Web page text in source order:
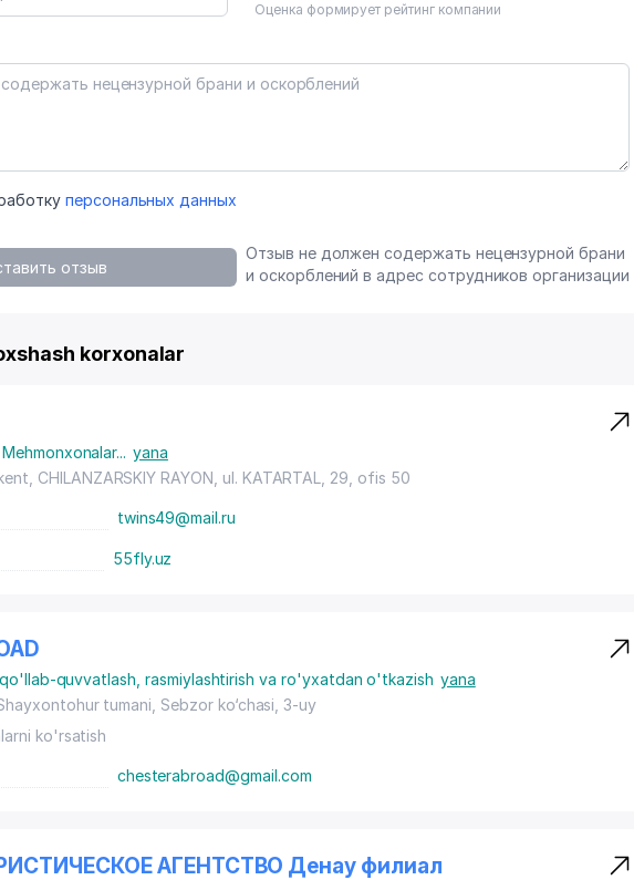
Оценка формирует рейтинг компании
персональных данных
отзыв
Отзыв не должен содержать нецензурной брани
и оскорблений в адрес сотрудников организации
korxonalar
Mehmonxonalar... yana
CHILANZARSKIY RAYON , ul. KATARTAL, 29, ofis 50
twins49@mail.ru
55fly.uz
quvvatlash, rasmiylashtirish va ro'yxatdan o'tkazish yana
tumani, Sebzor ko‘chasi, 3-uy
ko'rsatish
chesterabroad@gmail.com
АГЕНТСТВО Денау филиал